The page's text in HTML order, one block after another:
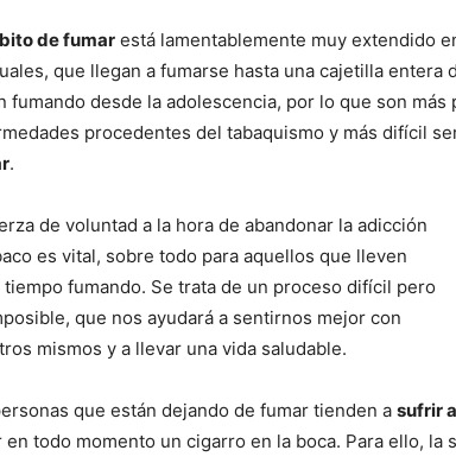
de fumar está lamentablemente muy extendido
que llegan a fumarse hasta una cajetilla entera
fumando desde la adolescencia, por lo que son más
procedentes del tabaquismo y más difí­cil
.
de voluntad a la hora de abandonar la adicción
es vital, sobre todo para aquellos que lleven
tiempo fumando. Se trata de un proceso difí­cil pero
que nos ayudará a sentirnos mejor con
mismos y a llevar una vida saludable.
que están dejando de fumar tienden a sufrir
en todo momento un cigarro en la boca. Para ello, la